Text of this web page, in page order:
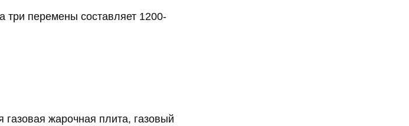
три перемены составляет 1200-
газовая жарочная плита, газовый